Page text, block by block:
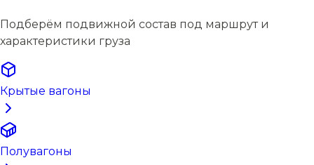
Подберём подвижной состав под маршрут и
характеристики груза
Крытые вагоны
Полувагоны